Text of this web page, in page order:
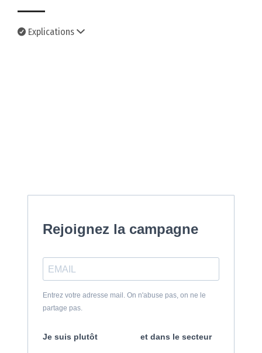
Explications
Rejoignez la campagne
Entrez votre adresse mail. On n'abuse pas, on ne le
partage pas.
Je suis plutôt et dans le secteur